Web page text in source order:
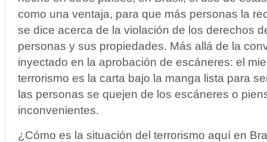
como una ventaja, para que más personas la
se dice acerca de la violación de los derechos
personas y sus propiedades. Más allá de la
inyectado en la aprobación de escáneres: el
terrorismo es la carta bajo la manga lista para
las personas se quejen de los escáneres o
inconvenientes.
¿Cómo es la situación del terrorismo aquí en